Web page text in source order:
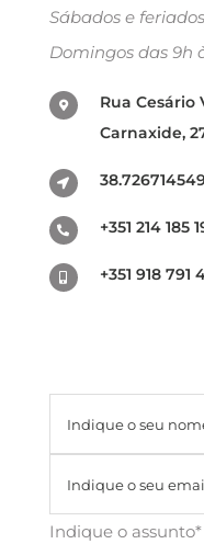
Sábados e
Domingos das 9h
Rua Cesário
Carnaxide,
+351 214 185
+351 918 791
Indique o assunto*